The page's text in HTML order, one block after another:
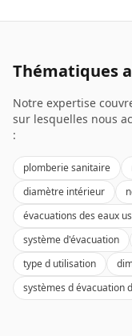
Thématiques
Notre expertise
sur lesquelles nous
:
plomberie sanitaire
diamètre intérieur
évacuations des eaux
système d'évacuation
type d utilisation
systèmes d évacuation